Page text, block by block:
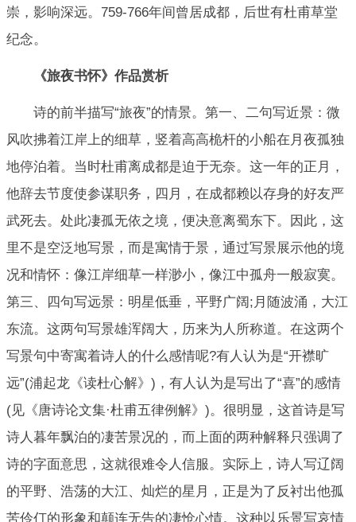
崇，影响深远。759-766年间曾居成都，后世有杜甫草堂
纪念。
《旅夜书怀》作品赏析
诗的前半描写“旅夜”的情景。第一、二句写近景：微
风吹拂着江岸上的细草，竖着高高桅杆的小船在月夜孤独
地停泊着。当时杜甫离成都是迫于无奈。这一年的正月，
他辞去节度使参谋职务，四月，在成都赖以存身的好友严
武死去。处此凄孤无依之境，便决意离蜀东下。因此，这
里不是空泛地写景，而是寓情于景，通过写景展示他的境
况和情怀：像江岸细草一样渺小，像江中孤舟一般寂寞。
第三、四句写远景：明星低垂，平野广阔;月随波涌，大江
东流。这两句写景雄浑阔大，历来为人所称道。在这两个
写景句中寄寓着诗人的什么感情呢?有人认为是“开襟旷
远”(浦起龙《读杜心解》)，有人认为是写出了“喜”的感情
(见《唐诗论文集·杜甫五律例解》)。很明显，这首诗是写
诗人暮年飘泊的凄苦景况的，而上面的两种解释只强调了
诗的字面意思，这就很难令人信服。实际上，诗人写辽阔
的平野、浩荡的大江、灿烂的星月，正是为了反衬出他孤
苦伶仃的形象和颠连无告的凄怆心情。这种以乐景写哀情